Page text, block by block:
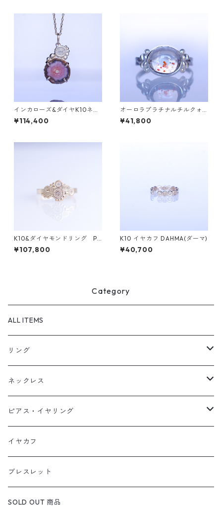
インカローズ&ダイヤK10ネッ
クレス ONK(オンク) [O003]
¥114,400
オーロラプラチナルチルクォ
ーツSilverリング LINDEN(リ
ンデン）[L001]
¥41,800
K10&ダイヤモンドリング PL
ANTA（プランタ）
¥107,800
K10 イヤカフ DAHMA(ダーマ)
¥40,700
Category
ALL ITEMS
リング
天然石1点ものリング【Gold】（在庫ありのみ絞込）
天然石1点ものリング【Silver】（在庫ありのみ絞込）
定番リング
ネックレス
天然石1点ものネックレス（在庫ありのみ絞込）
定番ネックレス
ピアス・イヤリング
天然石1点ものピアス（在庫ありのみ絞込）
定番ピアス/イヤリング
イヤカフ
ブレスレット
SOLD OUT 商品